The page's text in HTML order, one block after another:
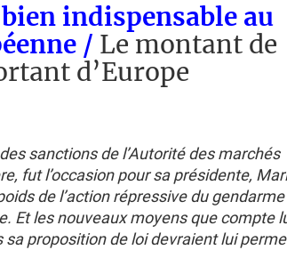
indispensable au
/ Le montant de
d’Europe
sanctions de l’Autorité des marchés
fut l’occasion pour sa présidente,
de l’action répressive du gendarme
Et les nouveaux moyens que compte
proposition de loi devraient lui